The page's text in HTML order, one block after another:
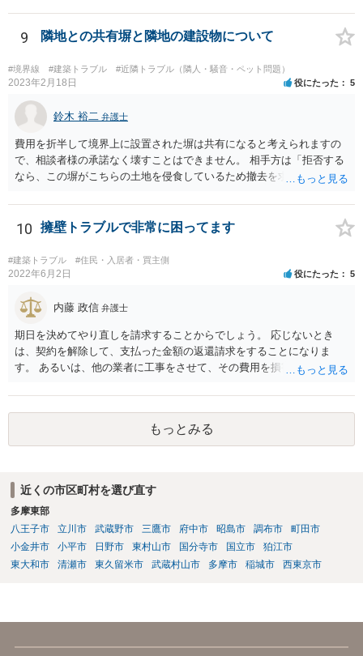
めることができる状況であれば、事実上、賃料の見直し（増額）や買
取りの交渉をすることもあり得るでしょう。 反対に、明け渡しを求め
ることが難しいのであれば、賃料の見直し（増額）や買取りの交渉も
困難とならざるを得ないでしょう。 いずれにしても、（強制的な）明
け渡しなどの請求もお考えなのであれば、現況や契約書等の確認が不
可欠ですから、資料等一式を持参して弁護士にご相談された方がよい
かと思います。
9 隣地との共有塀と隣地の建設物について
#境界線 #建築トラブル #近隣トラブル（隣人・騒音・ペット問題）
2023年2月18日 役にたった 5
鈴木 裕二 弁護士
費用を折半して境界上に設置された塀は共有になると考えられますの
で、相談者様の承諾なく壊すことはできません。 相手方は「拒否する
なら、この塀がこちらの土地を侵食しているため撤去を求める手続き
ているわけですから、相談者様の同意なく塀の撤去を求めることは法
的には難しいように思われます。 また、「隣地（相談者様）の許可」
というのが何の許可を示しているのか判然としませんが、一般に、高
層建築物の建築確認を得る際は、近隣住民と協議してその建築に関し
同意を得るよう行政指導が行われておりますので、（推測になってし
たのかもしれません。 近隣住民の同意は必須の要件ではないため、直
ちに建築確認自体が取り消されるわけではございませんが、虚偽の申
請を行ったことについて申請者の責任を追及する余地はあろうかと存
じます。 お話をお聞きする限り、相手方のやり口は非常に強引かつ高
圧的で、相談者様が恐怖を感じるのは無理もないことかと思います。
取った」ということについて説明を求める旨を記載した通知書を送り
士に任せることができ、相手方と話さなければならないという精神的
なご負担をなくすこともできます。 相手方に恐怖を感じ、ご自身で話
し合いを行うことができそうにないようでしたら、一度弁護士に依頼
することをご検討いただくのがよろしいかもしれません。 ご参考にな
れば幸いです。
10 擁壁トラブルで非常に困ってます
#建築トラブル #住民・入居者・買主側
2022年6月2日 役にたった 5
内藤 政信 弁護士
期日を決めてやり直しを請求することからでしょう。 応じないとき
は、契約を解除して、支払った金額の返還請求をすることになりま
す。 あるいは、他の業者に工事をさせて、その費用を損害として請求
もっとみる
近くの市区町村を選び直す
多摩東部
八王子市
立川市 武蔵野市 三鷹市 府中市 昭島市 調布市
町田市
小金井市
小平市 日野市 東村山市 国分寺市 国立市
狛江市
東大和市
清瀬市 東久留米市 武蔵村山市 多摩市 稲城市 西東京市